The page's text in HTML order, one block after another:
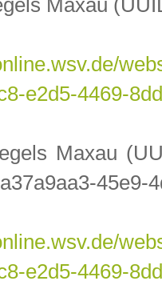
Maxau
e2d5-4469-
Maxau
45e9-
e2d5-4469-